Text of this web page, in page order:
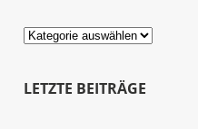
Kategorien
LETZTE BEITRÄGE